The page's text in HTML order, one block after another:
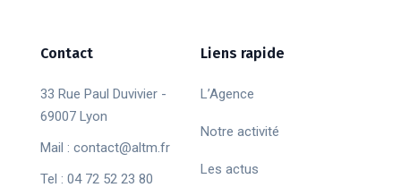
Contact
33 Rue Paul Duvivier -
69007 Lyon
Mail : contact@altm.fr
Tel : 04 72 52 23 80
Liens rapide
L’Agence
Notre activité
Les actus